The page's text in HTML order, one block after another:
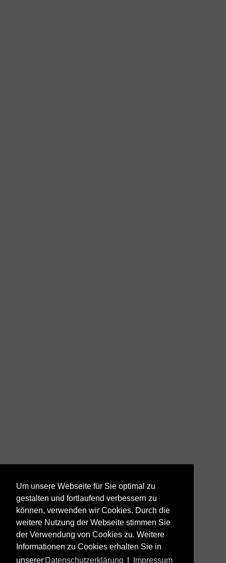
Um unsere Webseite für Sie optimal zu
gestalten und fortlaufend verbessern zu
können, verwenden wir Cookies. Durch die
weitere Nutzung der Webseite stimmen Sie
der Verwendung von Cookies zu. Weitere
Informationen zu Cookies erhalten Sie in
unserer Datenschutzerklärung Impressum